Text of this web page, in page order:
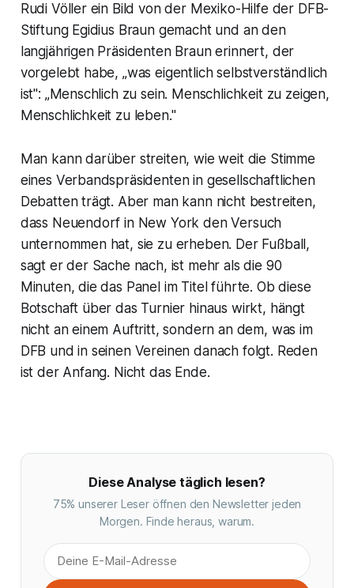
Rudi Völler ein Bild von der Mexiko-Hilfe der DFB-
Stiftung Egidius Braun gemacht und an den
langjährigen Präsidenten Braun erinnert, der
vorgelebt habe, „was eigentlich selbstverständlich
ist": „Menschlich zu sein. Menschlichkeit zu zeigen,
Menschlichkeit zu leben."
Man kann darüber streiten, wie weit die Stimme
eines Verbandspräsidenten in gesellschaftlichen
Debatten trägt. Aber man kann nicht bestreiten,
dass Neuendorf in New York den Versuch
unternommen hat, sie zu erheben. Der Fußball,
sagt er der Sache nach, ist mehr als die 90
Minuten, die das Panel im Titel führte. Ob diese
Botschaft über das Turnier hinaus wirkt, hängt
nicht an einem Auftritt, sondern an dem, was im
DFB und in seinen Vereinen danach folgt. Reden
ist der Anfang. Nicht das Ende.
Diese Analyse täglich lesen?
75% unserer Leser öffnen den Newsletter jeden
Morgen. Finde heraus, warum.